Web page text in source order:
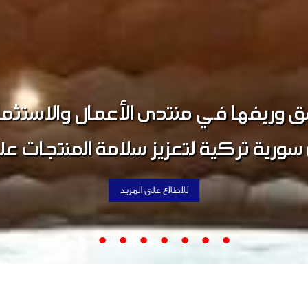
في منتدى الأعمال
للاطلاع على المزيد
وريفها اجتماعاً تعارفياً
صناعة دمشق وريفها وبمشاركة
اللجنتين.
للاطلاع على المزيد